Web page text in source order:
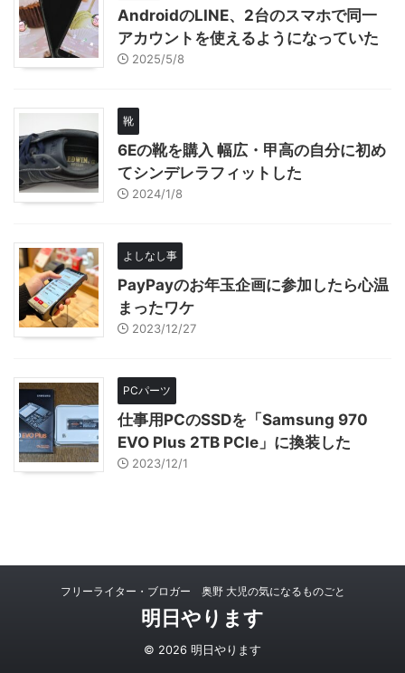
AndroidのLINE、2台のスマホで同一
アカウントを使えるようになっていた
2025/5/8
靴
6Eの靴を購入 幅広・甲高の自分に初め
てシンデレラフィットした
2024/1/8
よしなし事
PayPayのお年玉企画に参加したら心温
まったワケ
2023/12/27
PCパーツ
仕事用PCのSSDを「Samsung 970
EVO Plus 2TB PCIe」に換装した
2023/12/1
フリーライター・ブロガー 奥野 大児の気になるものごと
明日やります
© 2026 明日やります